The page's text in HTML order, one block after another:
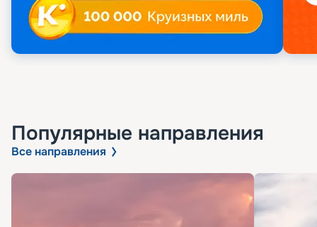
Популярные направления
Все направления